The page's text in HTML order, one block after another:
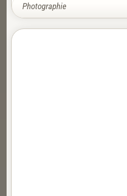
Photographie